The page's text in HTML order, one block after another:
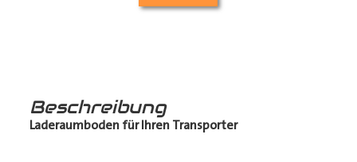
Beschreibung
Laderaumboden für Ihren Transporter